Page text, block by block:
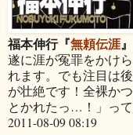
福本伸行『無頼伝涯』
遂に涯が冤罪をかけ
れます。でも注目は
が壮絶です！全裸か
とかれたっ…！」っ
2011-08-09 08:19